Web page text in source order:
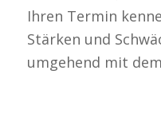
Ihren Termin
Stärken und
umgehend mit